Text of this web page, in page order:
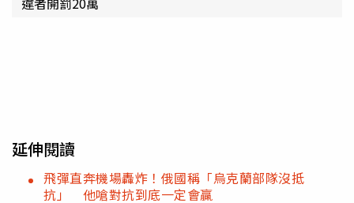
延伸閱讀
飛彈直奔機場轟炸！俄國稱「烏克蘭部隊沒抵
抗」 他嗆對抗到底一定會贏